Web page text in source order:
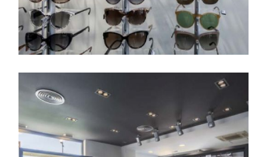
modelos distintos